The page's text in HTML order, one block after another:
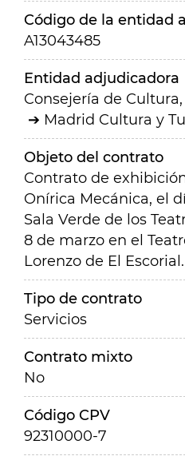
Código de la entidad
A13043485
Entidad adjudicadora
Consejería de
Madrid Cultura y
Objeto del contrato
Contrato de
Onírica Mecánica, el
Sala Verde de los
8 de marzo en el
Lorenzo de El Escorial.
Tipo de contrato
Servicios
Contrato mixto
No
Código CPV
92310000-7